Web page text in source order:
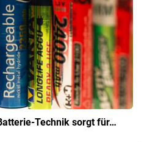
Technik sorgt für…